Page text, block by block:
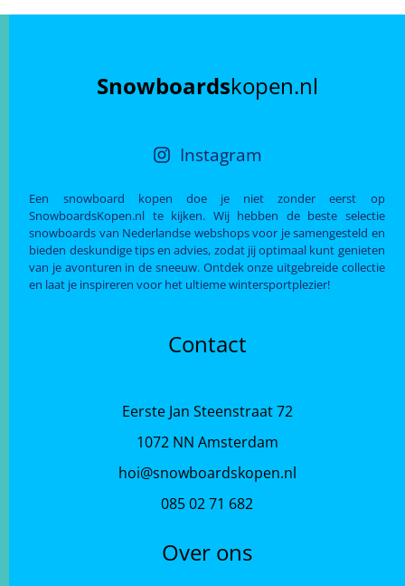
Snowboardskopen.nl
Instagram
Een snowboard kopen doe je niet zonder eerst op
SnowboardsKopen.nl te kijken. Wij hebben de beste selectie
snowboards van Nederlandse webshops voor je samengesteld en
bieden deskundige tips en advies, zodat jij optimaal kunt genieten
van je avonturen in de sneeuw. Ontdek onze uitgebreide collectie
en laat je inspireren voor het ultieme wintersportplezier!
Contact
Eerste Jan Steenstraat 72
1072 NN Amsterdam
hoi@snowboardskopen.nl
085 02 71 682
Over ons